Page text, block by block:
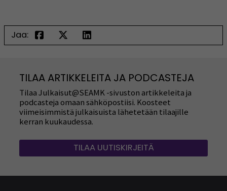
Jaa:
TILAA ARTIKKELEITA JA PODCASTEJA
Tilaa Julkaisut@SEAMK -sivuston artikkeleita ja
podcasteja omaan sähköpostiisi. Koosteet
viimeisimmistä julkaisuista lähetetään tilaajille
kerran kuukaudessa.
TILAA UUTISKIRJEITÄ